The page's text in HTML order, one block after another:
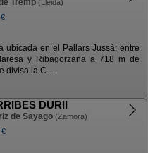
Tremp (Lleida)
ubicada en el Pallars Jussà; entre
y Ribagorzana a 718 m de
divisa la C ...
DURII
de Sayago (Zamora)
€